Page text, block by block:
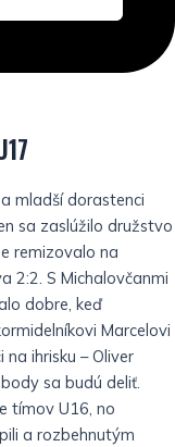
mladší dorastenci
sa zaslúžilo družstvo
remizovalo na
2:2. S Michalovčanmi
dobre, keď
Marcelovi
ihrisku – Oliver
sa budú deliť.
tímov U16, no
a rozbehnutým